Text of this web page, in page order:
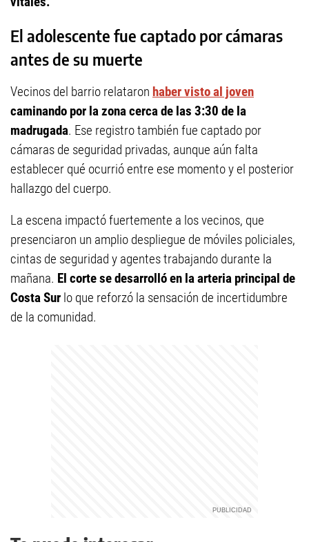
El adolescente fue captado por cámaras
antes de su muerte
Vecinos del barrio relataron haber visto al joven
caminando por la zona cerca de las 3:30 de la
madrugada. Ese registro también fue captado por
cámaras de seguridad privadas, aunque aún falta
establecer qué ocurrió entre ese momento y el posterior
hallazgo del cuerpo.
La escena impactó fuertemente a los vecinos, que
presenciaron un amplio despliegue de móviles policiales,
cintas de seguridad y agentes trabajando durante la
mañana. El corte se desarrolló en la arteria principal de
Costa Sur lo que reforzó la sensación de incertidumbre
de la comunidad.